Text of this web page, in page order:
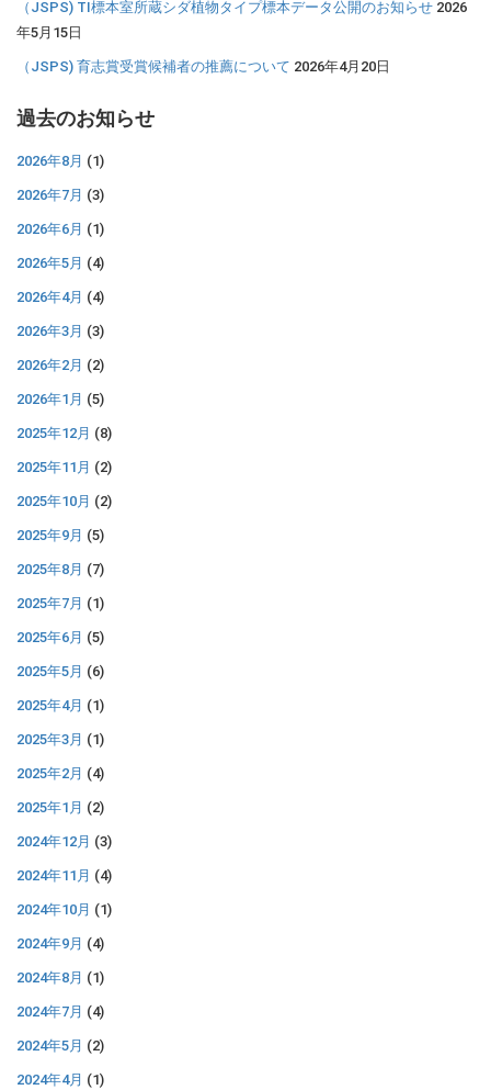
（JSPS) TI標本室所蔵シダ植物タイプ標本データ公開のお知らせ 2026
年5月15日
（JSPS) 育志賞受賞候補者の推薦について 2026年4月20日
過去のお知らせ
2026年8月 (1)
2026年7月 (3)
2026年6月 (1)
2026年5月 (4)
2026年4月 (4)
2026年3月 (3)
2026年2月 (2)
2026年1月 (5)
2025年12月 (8)
2025年11月 (2)
2025年10月 (2)
2025年9月 (5)
2025年8月 (7)
2025年7月 (1)
2025年6月 (5)
2025年5月 (6)
2025年4月 (1)
2025年3月 (1)
2025年2月 (4)
2025年1月 (2)
2024年12月 (3)
2024年11月 (4)
2024年10月 (1)
2024年9月 (4)
2024年8月 (1)
2024年7月 (4)
2024年5月 (2)
2024年4月 (1)